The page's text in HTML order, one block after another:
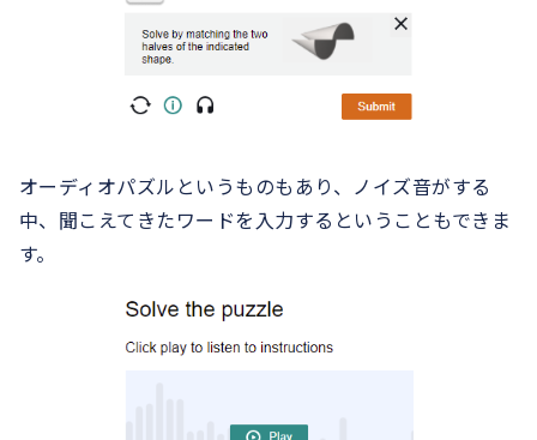
オーディオパズルというものもあり、ノイズ音がする
中、聞こえてきたワードを入力するということもできま
す。